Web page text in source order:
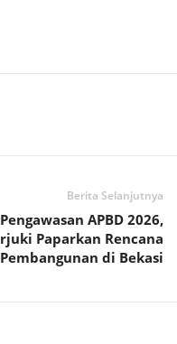
Berita Selanjutnya
APBD 2026,
Paparkan Rencana
Pembangunan di Bekasi